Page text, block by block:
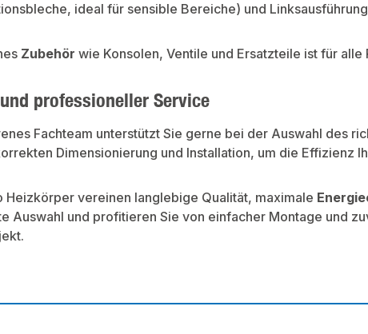
ideal für sensible Bereiche) und
Zubehör wie Konsolen, Ventile und Ersatzteile ist für alle
professioneller Service
Fachteam unterstützt Sie gerne bei der Auswahl des
Dimensionierung und Installation, um die Effizienz
Heizkörper vereinen langlebige Qualität, maximale
Auswahl und profitieren Sie von einfacher Montage und